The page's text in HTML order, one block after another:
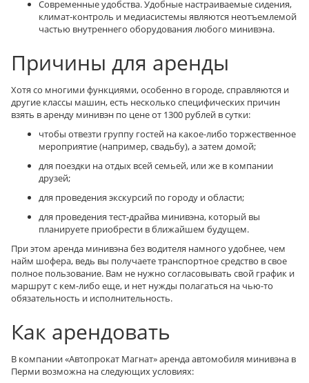
Современные удобства. Удобные настраиваемые сидения,
климат-контроль и медиасистемы являются неотъемлемой
частью внутреннего оборудования любого минивэна.
Причины для аренды
Хотя со многими функциями, особенно в городе, справляются и
другие классы машин, есть несколько специфических причин
взять в аренду минивэн по цене от 1300 рублей в сутки:
чтобы отвезти группу гостей на какое-либо торжественное
мероприятие (например, свадьбу), а затем домой;
для поездки на отдых всей семьей, или же в компании
друзей;
для проведения экскурсий по городу и области;
для проведения тест-драйва минивэна, который вы
планируете приобрести в ближайшем будущем.
При этом аренда минивэна без водителя намного удобнее, чем
найм шофера, ведь вы получаете транспортное средство в свое
полное пользование. Вам не нужно согласовывать свой график и
маршрут с кем-либо еще, и нет нужды полагаться на чью-то
обязательность и исполнительность.
Как арендовать
В компании «Автопрокат Магнат» аренда автомобиля минивэна в
Перми возможна на следующих условиях: